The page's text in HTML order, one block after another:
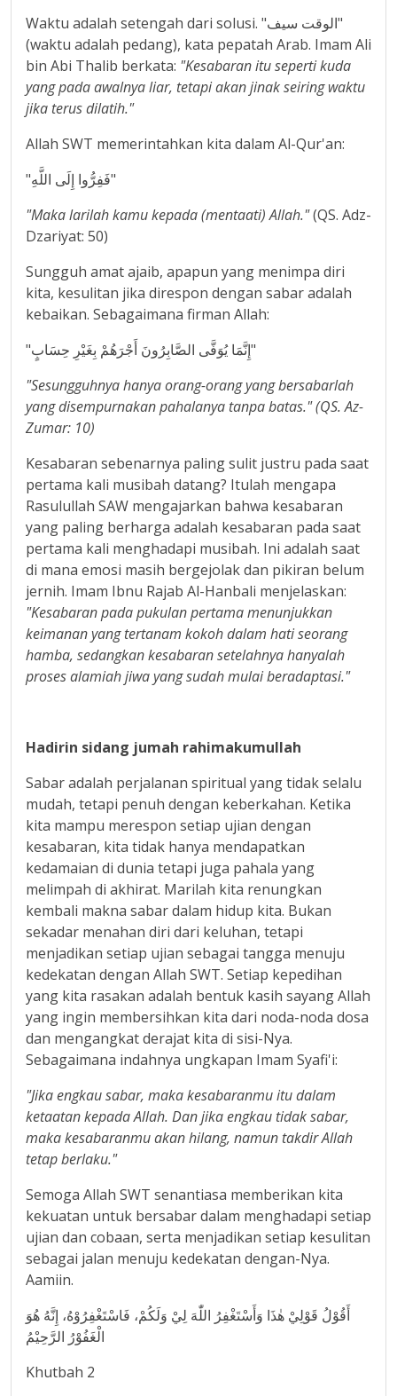
Waktu adalah setengah dari solusi. "الوقت سيف"
(waktu adalah pedang), kata pepatah Arab. Imam Ali
bin Abi Thalib berkata: "Kesabaran itu seperti kuda
yang pada awalnya liar, tetapi akan jinak seiring waktu
jika terus dilatih."
Allah SWT memerintahkan kita dalam Al-Qur'an:
"فَفِرُّوا إِلَى اللَّهِ"
"Maka larilah kamu kepada (mentaati) Allah."(QS. Adz-
Dzariyat: 50)
Sungguh amat ajaib, apapun yang menimpa diri
kita, kesulitan jika direspon dengan sabar adalah
kebaikan. Sebagaimana firman Allah:
"إِنَّمَا يُوَفَّى الصَّابِرُونَ أَجْرَهُمْ بِغَيْرِ حِسَابٍ"
"Sesungguhnya hanya orang-orang yang bersabarlah
yang disempurnakan pahalanya tanpa batas." (QS. Az-
Zumar: 10)
Kesabaran sebenarnya paling sulit justru pada saat
pertama kali musibah datang? Itulah mengapa
Rasulullah SAW mengajarkan bahwa kesabaran
yang paling berharga adalah kesabaran pada saat
pertama kali menghadapi musibah. Ini adalah saat
di mana emosi masih bergejolak dan pikiran belum
jernih. Imam Ibnu Rajab Al-Hanbali menjelaskan:
"Kesabaran pada pukulan pertama menunjukkan
keimanan yang tertanam kokoh dalam hati seorang
hamba, sedangkan kesabaran setelahnya hanyalah
proses alamiah jiwa yang sudah mulai beradaptasi."
Hadirin sidang jumah rahimakumullah
Sabar adalah perjalanan spiritual yang tidak selalu
mudah, tetapi penuh dengan keberkahan. Ketika
kita mampu merespon setiap ujian dengan
kesabaran, kita tidak hanya mendapatkan
kedamaian di dunia tetapi juga pahala yang
melimpah di akhirat. Marilah kita renungkan
kembali makna sabar dalam hidup kita. Bukan
sekadar menahan diri dari keluhan, tetapi
menjadikan setiap ujian sebagai tangga menuju
kedekatan dengan Allah SWT. Setiap kepedihan
yang kita rasakan adalah bentuk kasih sayang Allah
yang ingin membersihkan kita dari noda-noda dosa
dan mengangkat derajat kita di sisi-Nya.
Sebagaimana indahnya ungkapan Imam Syafi'i:
"Jika engkau sabar, maka kesabaranmu itu dalam
ketaatan kepada Allah. Dan jika engkau tidak sabar,
maka kesabaranmu akan hilang, namun takdir Allah
tetap berlaku."
Semoga Allah SWT senantiasa memberikan kita
kekuatan untuk bersabar dalam menghadapi setiap
ujian dan cobaan, serta menjadikan setiap kesulitan
sebagai jalan menuju kedekatan dengan-Nya.
Aamiin.
أَقُوْلُ قَوْلِيْ هٰذَا وَأَسْتَغْفِرُ اللّٰهَ لِيْ وَلَكُمْ، فَاسْتَغْفِرُوْهُ، إِنَّهُ هُوَ
الْغَفُوْرُ الرَّحِيْمُ
Khutbah 2